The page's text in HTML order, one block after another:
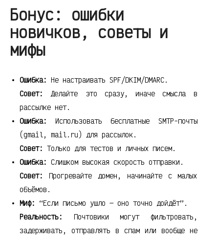
Бонус: ошибки
новичков, советы и
мифы
Ошибка: Не настраивать SPF/DKIM/DMARC.
Совет:
Делайте это сразу, иначе смысла в
рассылке нет.
Ошибка:
Использовать бесплатные SMTP-почты
(gmail, mail.ru) для рассылок.
Совет: Только для тестов и личных писем.
Ошибка: Слишком высокая скорость отправки.
Совет:
Прогревайте домен, начинайте с малых
объёмов.
Миф: “Если письмо ушло — оно точно дойдёт”.
Реальность:
Почтовики могут фильтровать,
задерживать, отправлять в спам или вообще не